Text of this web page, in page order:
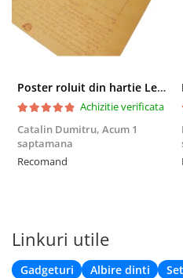
Poster roluit din hartie Leonardo Da Vinci, Vitruvian Man, vintage, 51x35 cm
Achizitie verificata
Catalin Dumitru, Acum 1
saptamana
Recomand
Linkuri utile
Gadgeturi Albire dinti